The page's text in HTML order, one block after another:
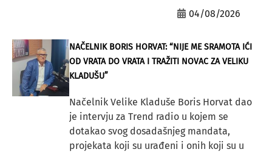
04/08/2026
NAČELNIK BORIS HORVAT: “NIJE ME SRAMOTA IĆI
OD VRATA DO VRATA I TRAŽITI NOVAC ZA VELIKU
KLADUŠU”
Načelnik Velike Kladuše Boris Horvat dao
je intervju za Trend radio u kojem se
dotakao svog dosadašnjeg mandata,
projekata koji su urađeni i onih koji su u